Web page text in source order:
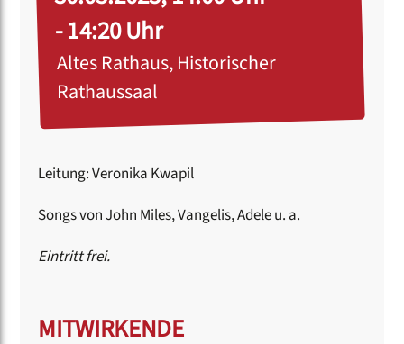
- 14:20 Uhr
Altes Rathaus, Historischer
Rathaussaal
Leitung: Veronika Kwapil
Songs von John Miles, Vangelis, Adele u. a.
Eintritt frei.
MITWIRKENDE